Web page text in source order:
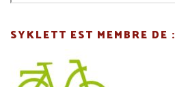
SYKLETT EST MEMBRE DE :